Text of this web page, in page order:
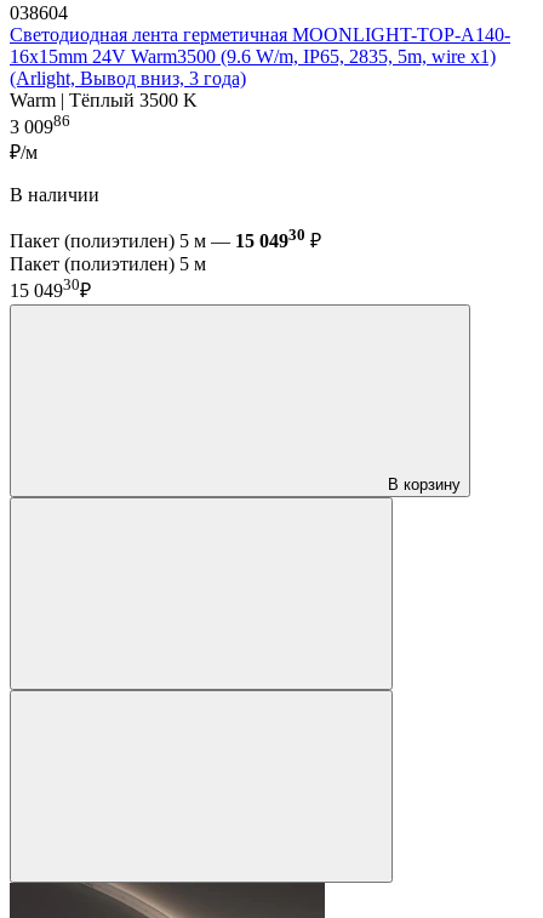
038604
Светодиодная лента герметичная MOONLIGHT-TOP-A140-
16x15mm 24V Warm3500 (9.6 W/m, IP65, 2835, 5m, wire x1)
(Arlight, Вывод вниз, 3 года)
Warm | Тёплый 3500 K
3 00986
₽/м
В наличии
Пакет (полиэтилен) 5 м — 15 04930 ₽
Пакет (полиэтилен) 5 м
15 04930₽
В корзину